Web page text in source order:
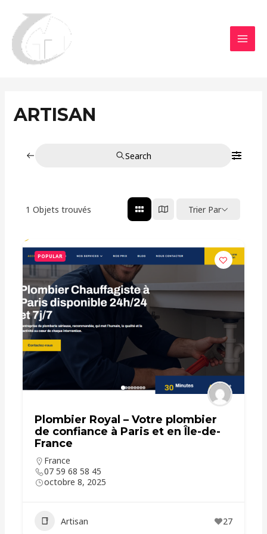
contenu
ARTISAN
Search
1 Objets trouvés Trier Par
POPULAR
Plombier Royal – Votre plombier
de confiance à Paris et en Île-de-
France
France
07 59 68 58 45
octobre 8, 2025
Artisan 27